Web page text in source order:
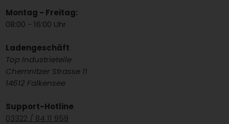
Montag - Freitag:
08:00 - 16:00 Uhr
Ladengeschäft
Top Industrieteile
Chemnitzer Strasse 11
14612 Falkensee
Support-Hotline
03322 / 84 11 959